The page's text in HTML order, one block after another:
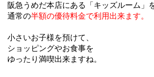
阪急うめだ本店にある「キッズルーム」
通常の半額の優待料金で利用出来ます。
小さいお子様を預けて、
ショッピングやお食事を
ゆったり満喫出来ますね。